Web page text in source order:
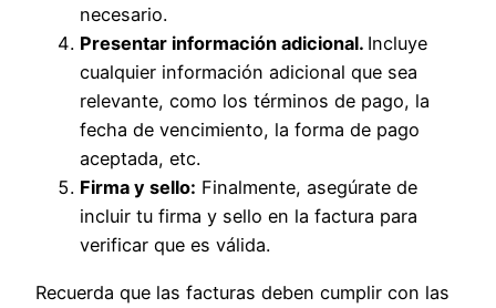
necesario.
Presentar información adicional. Incluye
cualquier información adicional que sea
relevante, como los términos de pago, la
fecha de vencimiento, la forma de pago
aceptada, etc.
Firma y sello: Finalmente, asegúrate de
incluir tu firma y sello en la factura para
verificar que es válida.
Recuerda que las facturas deben cumplir con las